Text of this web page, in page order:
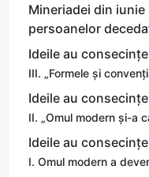
Mineriadei din
persoanelor
Ideile au
III. „Formele și
Ideile au
II. „Omul modern și-a
Ideile au
I. Omul modern a